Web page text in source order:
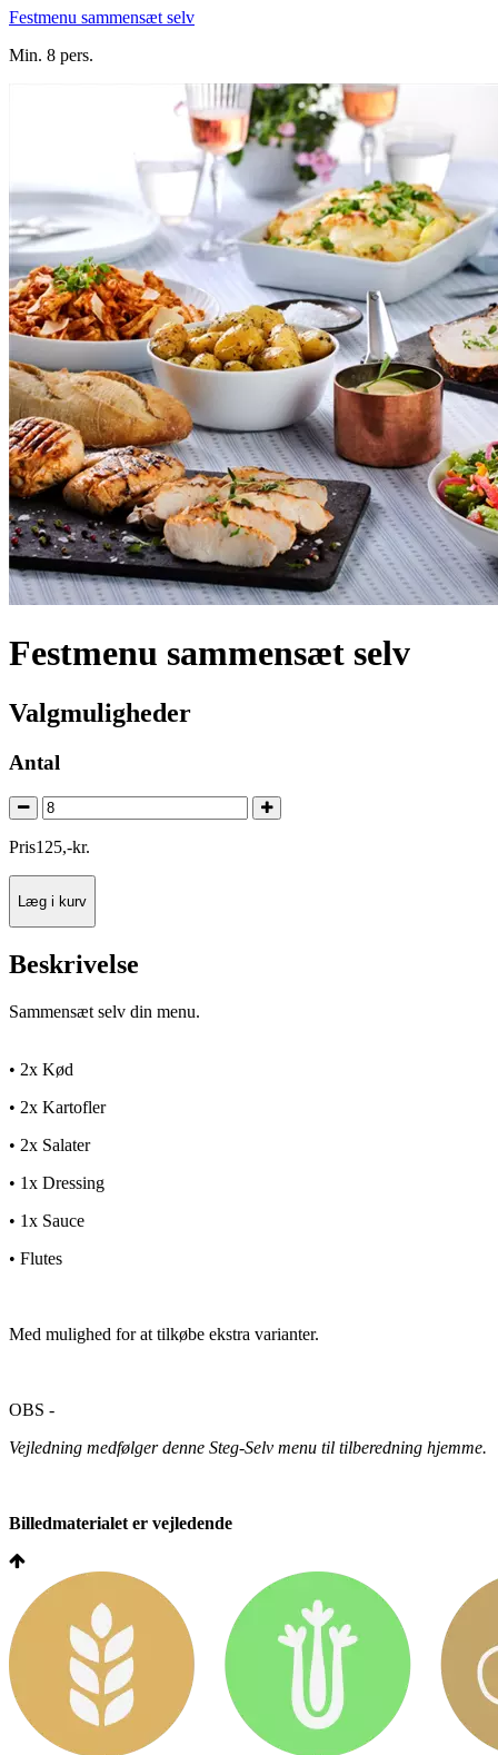
Festmenu sammensæt selv
Min. 8 pers.
Festmenu sammensæt selv
Valgmuligheder
Antal
Pris125,-kr.
Læg i kurv
Beskrivelse
Sammensæt selv din menu.
• 2x Kød
• 2x Kartofler
• 2x Salater
• 1x Dressing
• 1x Sauce
• Flutes
Med mulighed for at tilkøbe ekstra varianter.
OBS -
Vejledning medfølger denne Steg-Selv menu til tilberedning hjemme.
Billedmaterialet er vejledende